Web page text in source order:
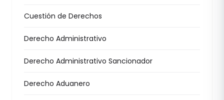
Cuestión de Derechos
Derecho Administrativo
Derecho Administrativo Sancionador
Derecho Aduanero